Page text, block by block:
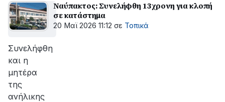
Ναύπακτος: Συνελήφθη 13χρονη για κλοπή
σε κατάστημα
20 Μαϊ 2026 11:12 σε Τοπικά
Συνελήφθη
και η
μητέρα
της
ανήλικης